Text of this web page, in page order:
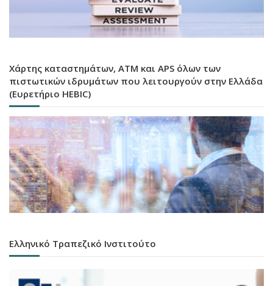
Χάρτης καταστημάτων, ATM και APS όλων των
πιστωτικών ιδρυμάτων που λειτουργούν στην Ελλάδα
(Ευρετήριο HEBIC)
Ελληνικό Τραπεζικό Ινστιτούτο